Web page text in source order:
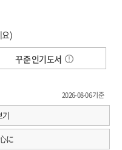
요)
꾸준 인기도서
2026-08-06 기준
기
に